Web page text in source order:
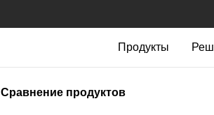
Продукты
Сравнение продуктов